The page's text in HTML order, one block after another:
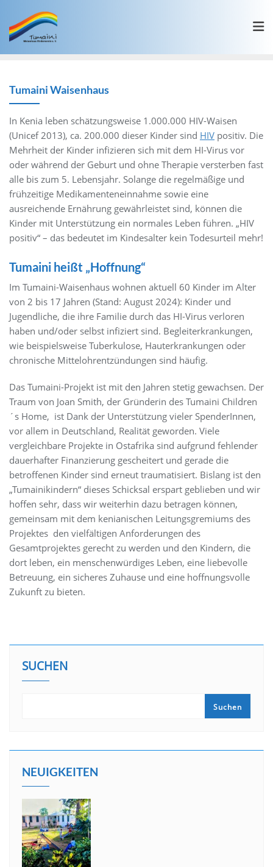
Tumaini Waisenhaus
In Kenia leben schätzungsweise 1.000.000 HIV-Waisen
(Unicef 2013), ca. 200.000 dieser Kinder sind HIV positiv. Die
Mehrheit der Kinder infizieren sich mit dem HI-Virus vor
oder während der Geburt und ohne Therapie versterben fast
alle bis zum 5. Lebensjahr. Solange die regelmäßige und
frühzeitige Medikamenteneinnahme sowie eine
ausreichende Ernährung gewährleistet sind, können die
Kinder mit Unterstützung ein normales Leben führen. „HIV
positiv“ – das bedeutet im Kindesalter kein Todesurteil mehr!
Tumaini heißt „Hoffnung“
Im Tumaini-Waisenhaus wohnen aktuell 60 Kinder im Alter
von 2 bis 17 Jahren (Stand: August 2024): Kinder und
Jugendliche, die ihre Familie durch das HI-Virus verloren
haben und/oder selbst infiziert sind. Begleiterkrankungen,
wie beispielsweise Tuberkulose, Hauterkrankungen oder
chronische Mittelohrentzündungen sind häufig.
Das Tumaini-Projekt ist mit den Jahren stetig gewachsen. Der
Traum von Joan Smith, der Gründerin des Tumaini Children
´s Home, ist Dank der Unterstützung vieler SpenderInnen,
vor allem in Deutschland, Realität geworden. Viele
vergleichbare Projekte in Ostafrika sind aufgrund fehlender
dauerhafter Finanzierung gescheitert und gerade die
betroffenen Kinder sind erneut traumatisiert. Bislang ist den
„Tumainikindern“ dieses Schicksal erspart geblieben und wir
hoffen sehr, dass wir weiterhin dazu betragen können,
gemeinsam mit dem kenianischen Leitungsgremiums des
Projektes den vielfältigen Anforderungen des
Gesamtprojektes gerecht zu werden und den Kindern, die
dort leben, ein menschenwürdiges Leben, eine liebevolle
Betreuung, ein sicheres Zuhause und eine hoffnungsvolle
Zukunft zu bieten.
SUCHEN
Suchen
NEUIGKEITEN